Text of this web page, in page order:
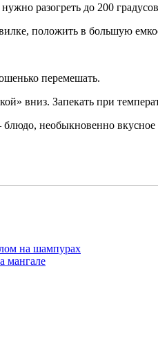
разогреть до 200
положить в большую
перемешать.
вниз. Запекать при
блюдо, необыкновенно
на шампурах
мангале